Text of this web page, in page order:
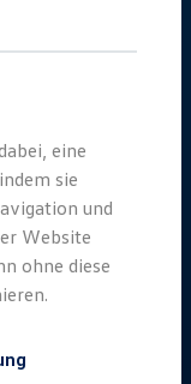
eine
sie
und
Website
ohne diese